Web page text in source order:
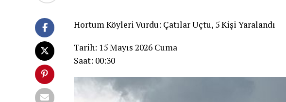
Hortum Köyleri Vurdu: Çatılar Uçtu, 5 Kişi Yaralandı
Tarih: 15 Mayıs 2026 Cuma
Saat: 00:30